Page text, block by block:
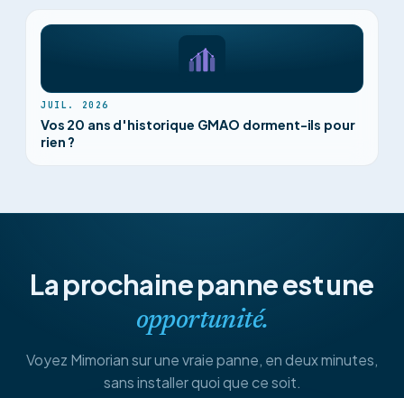
JUIL. 2026
Vos 20 ans d'historique GMAO dorment-ils pour
rien ?
La prochaine panne est une
opportunité.
Voyez Mimorian sur une vraie panne, en deux minutes,
sans installer quoi que ce soit.